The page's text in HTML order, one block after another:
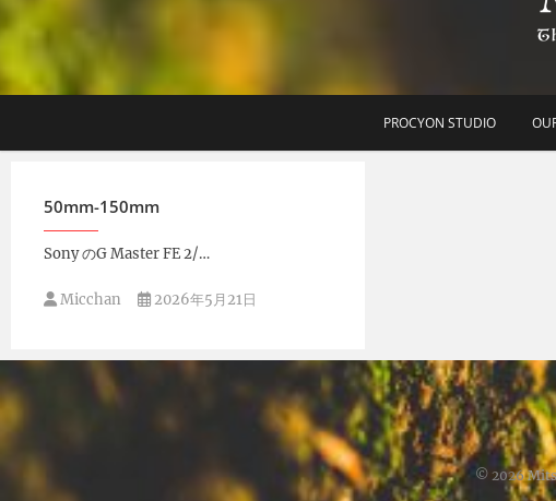
PROCYON STUDIO
50mm-150mm
Sony のG Master FE 2/…
Micchan 2026年5月21日
© 2026